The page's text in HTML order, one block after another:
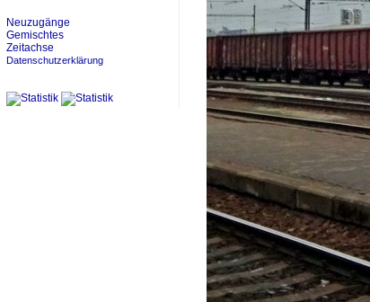
Neuzugänge
Gemischtes
Zeitachse
Datenschutzerklärung